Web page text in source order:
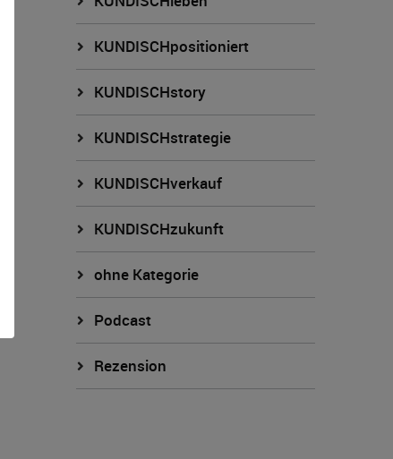
KUNDISCHpositioniert
KUNDISCHstory
KUNDISCHstrategie
KUNDISCHverkauf
KUNDISCHzukunft
ohne Kategorie
Podcast
Rezension